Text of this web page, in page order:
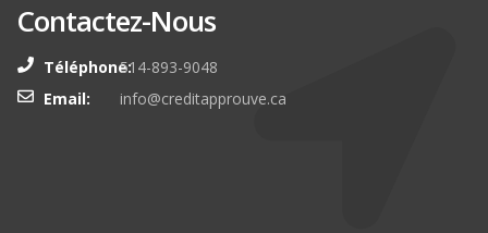
Contactez-Nous
Téléphone:514-893-9048
Email:
info@creditapprouve.ca